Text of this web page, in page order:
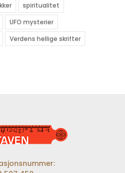
spiritualitet
UFO mysterier
Verdens hellige skrifter